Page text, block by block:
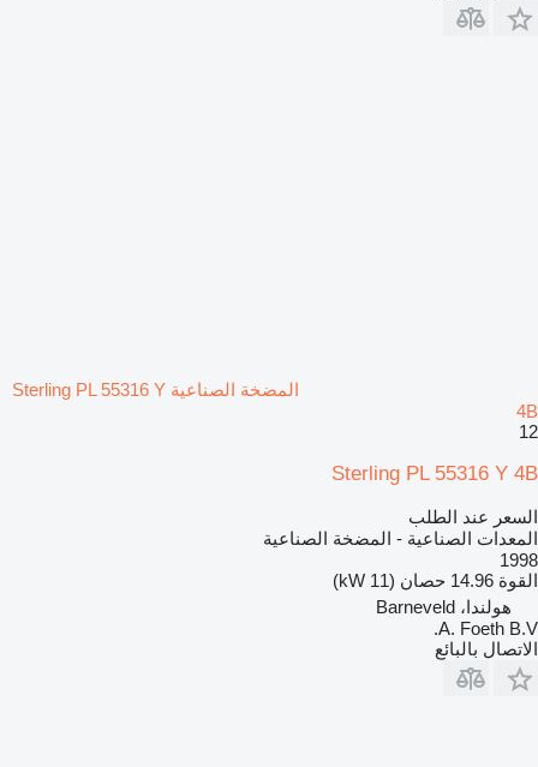
المضخة الصناعية Sterling PL 55316 Y
4B
12
Sterling PL 55316 Y 4B
السعر عند الطلب
المعدات الصناعية - المضخة الصناعية
1998
القوة 14.96 حصان (11 kW)
هولندا، Barneveld
A. Foeth B.V.
الاتصال بالبائع